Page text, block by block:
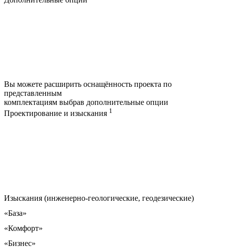
Вы можете расширить оснащённость проекта по
представленным
комплектациям выбрав дополнительные опции
Проектирование и изыскания 1
Изыскания (инженерно-геологические, геодезические)
«База»
«Комфорт»
«Бизнес»